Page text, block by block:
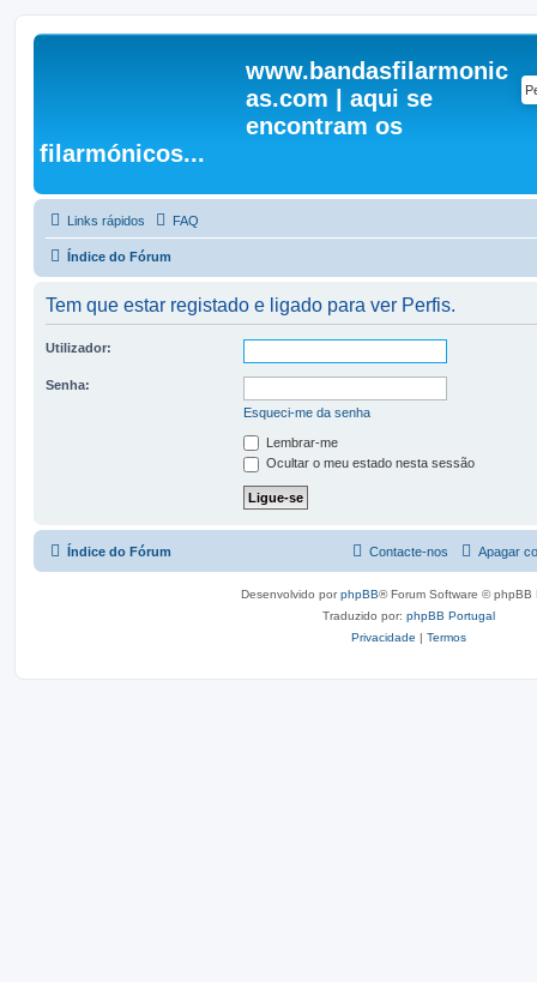
www.bandasfilarmonic
as.com | aqui se
encontram os
filarmónicos...
Links rápidos FAQ
Índice do Fórum
Tem que estar registado e ligado para ver Perfis.
Utilizador:
Senha:
Esqueci-me da senha
Lembrar-me
Ocultar o meu estado nesta sessão
Índice do Fórum Apagar
Contacte-nos
Desenvolvido porphpBB® Forum Software © phpBB
Traduzido por: phpBB Portugal
Privacidade | Termos